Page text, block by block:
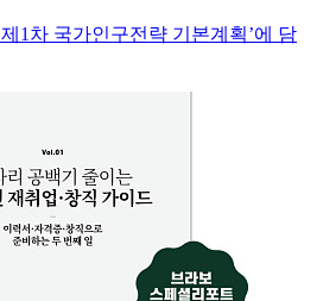
1차 국가인구전략 기본계획’에 담